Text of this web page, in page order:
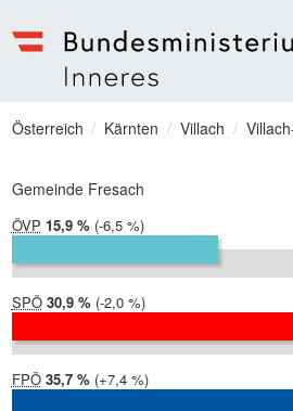
Sie befinden sich hier
Österreich Kärnten Villach
Gemeinde Fresach
ÖVP 2024:
15,9 %
2019:
22,4 %
Differenz:
-6,5 %
SPÖ 2024:
30,9 %
2019:
32,9 %
Differenz:
-2,0 %
FPÖ 2024:
35,7 %
2019:
28,3 %
Differenz:
+7,4 %